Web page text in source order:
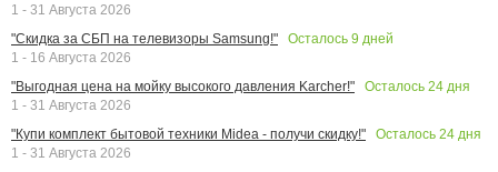
1 - 31 Августа 2026
"Скидка за СБП на телевизоры Samsung!"
Осталось 9 дней
1 - 16 Августа 2026
"Выгодная цена на мойку высокого давления Karcher!"
Осталось 24 дня
1 - 31 Августа 2026
"Купи комплект бытовой техники Midea - получи скидку!"
Осталось 24 дня
1 - 31 Августа 2026